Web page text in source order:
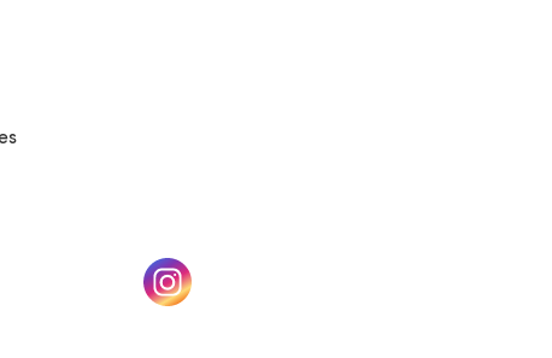
nouvel onglet) (s'ouvre dans un nouvel onglet)